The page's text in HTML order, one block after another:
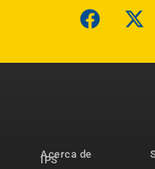
Acerca de
IPS